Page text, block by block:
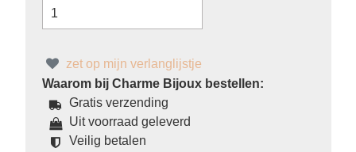
zet op mijn verlanglijstje
Waarom bij Charme Bijoux bestellen:
Gratis verzending
Uit voorraad geleverd
Veilig betalen